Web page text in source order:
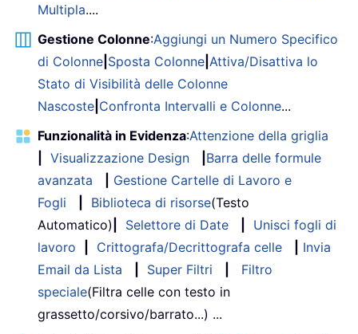
Multipla....
Gestione Colonne:Aggiungi un Numero Specifico
di Colonne Sposta Colonne Attiva/Disattiva lo
Stato di Visibilità delle Colonne
Nascoste Confronta Intervalli e Colonne...
Funzionalità in Evidenza:Attenzione della griglia
Visualizzazione Design
Barra delle formule
avanzata
Gestione Cartelle di Lavoro e
Fogli
Biblioteca di risorse(Testo
Automatico)
Selettore di Date
Unisci fogli di
lavoro
Crittografa/Decrittografa celle
Invia
Email da Lista
Super Filtri
Filtro
speciale(Filtra celle con testo in
grassetto/corsivo/barrato...) ...